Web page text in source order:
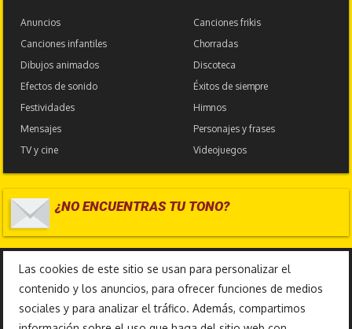
Anuncios
Canciones frikis
Canciones infantiles
Chorradas
Dibujos animados
Discoteca
Efectos de sonido
Éxitos de siempre
Festividades
Himnos
Mensajes
Personajes y frases
TV y cine
Videojuegos
¿NO ENCUENTRAS TU TONO?
Las cookies de este sitio se usan para personalizar el
contenido y los anuncios, para ofrecer funciones de medios
sociales y para analizar el tráfico. Además, compartimos